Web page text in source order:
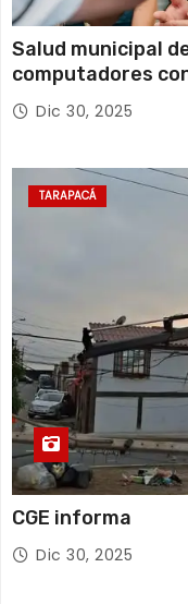
Salud municipal
computadores
Tarapacá
Dic 30, 2025
TARAPACÁ
CGE informa
Dic 30, 2025